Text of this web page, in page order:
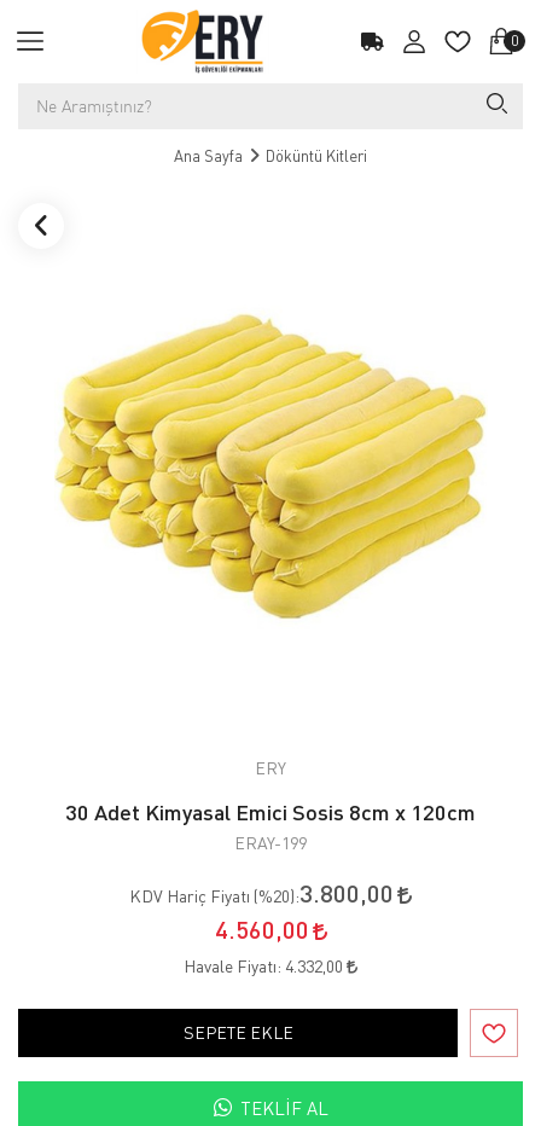
0
Ana Sayfa Döküntü Kitleri
ERY
30 Adet Kimyasal Emici Sosis 8cm x 120cm
ERAY-199
KDV Hariç Fiyatı (%20):3.800,00
4.560,00
Havale Fiyatı: 4.332,00
SEPETE EKLE
TEKLIF AL